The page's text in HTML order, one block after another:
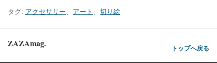
タグ: アクセサリー アート 切り絵
ZAZAmag. トップへ戻る